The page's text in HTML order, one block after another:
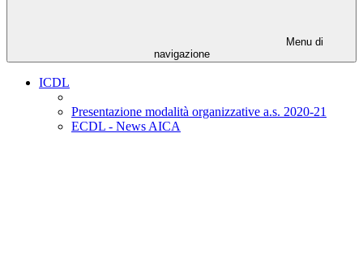
Menu di
navigazione
ICDL
Presentazione modalità organizzative a.s. 2020-21
ECDL - News AICA